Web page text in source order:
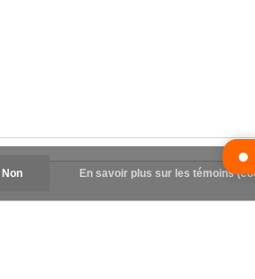
Non En savoir plus sur les témoins